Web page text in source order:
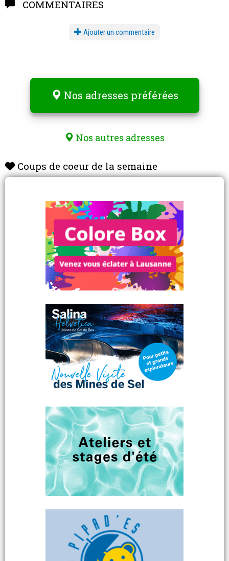
COMMENTAIRES
Ajouter un commentaire
Nos adresses préférées
Nos autres adresses
Coups de coeur de la semaine